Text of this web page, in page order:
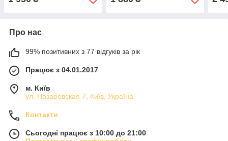
Про нас
99% позитивних з 77 відгуків за рік
Працює з 04.01.2017
м. Київ
ул. Назаровская 7, Київ, Україна
Контакти
Сьогодні працює з 10:00 до 21:00